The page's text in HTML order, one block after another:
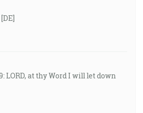
LORD, at thy Word I will let down